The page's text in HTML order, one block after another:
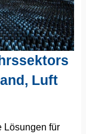
Luft
Lösungen für